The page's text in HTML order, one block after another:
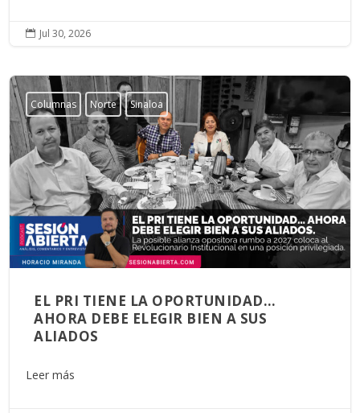
 Jul 30, 2026
Columnas Norte Sinaloa
EL PRI TIENE LA OPORTUNIDAD…
AHORA DEBE ELEGIR BIEN A SUS
ALIADOS
Leer más